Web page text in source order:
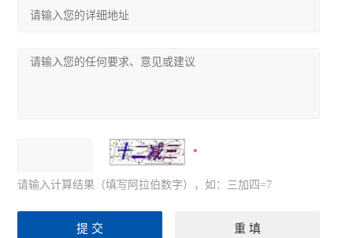
请输入计算结果（填写阿拉伯数字），如：三加四=7